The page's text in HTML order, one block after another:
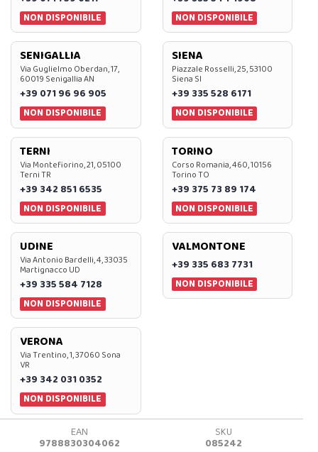
NON DISPONIBILE
NON DISPONIBILE
SENIGALLIA
Via Guglielmo Oberdan, 17,
60019 Senigallia AN
+39 071 96 96 905
NON DISPONIBILE
SIENA
Piazzale Rosselli, 25, 53100
Siena SI
+39 335 528 6171
NON DISPONIBILE
TERNI
Via Montefiorino, 21, 05100
Terni TR
+39 342 851 6535
NON DISPONIBILE
TORINO
Corso Romania, 460, 10156
Torino TO
+39 375 73 89 174
NON DISPONIBILE
UDINE
Via Antonio Bardelli, 4, 33035
Martignacco UD
+39 335 584 7128
NON DISPONIBILE
VALMONTONE
+39 335 683 7731
NON DISPONIBILE
VERONA
Via Trentino, 1, 37060 Sona
VR
+39 342 031 0352
NON DISPONIBILE
EAN
9788830304062
SKU
085242